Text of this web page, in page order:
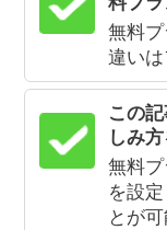
無料
違いは
この
しみ
無料
を設
とが可